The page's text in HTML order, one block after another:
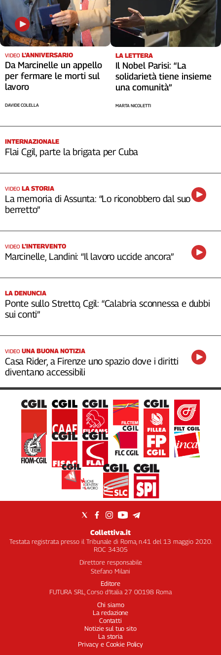
VIDEO L'ANNIVERSARIO
Da Marcinelle un appello
per fermare le morti sul
lavoro
DAVIDE COLELLA
LA LETTERA
Il Nobel Parisi: “La
solidarietà tiene insieme
una comunità”
MARTA NICOLETTI
INTERNAZIONALE
Flai Cgil, parte la brigata per Cuba
VIDEO LA STORIA
La memoria di Assunta: “Lo riconobbero dal suo
berretto”
VIDEO L’INTERVENTO
Marcinelle, Landini: “Il lavoro uccide ancora”
LA DENUNCIA
Ponte sullo Stretto, Cgil: “Calabria sconnessa e dubbi
sui conti”
VIDEO UNA BUONA NOTIZIA
Casa Rider, a Firenze uno spazio dove i diritti
diventano accessibili
Collettiva.it
Testata registrata presso il Tribunale di Roma, n.41 del 13 maggio 2020.
ROC 34305
Direttore responsabile
Stefano Milani
Editore
FUTURA SRL, Corso d’Italia 27 00198 Roma
Chi siamo
La redazione
Contatti
Notizie sul tuo sito
La storia
Privacy e Cookie Policy